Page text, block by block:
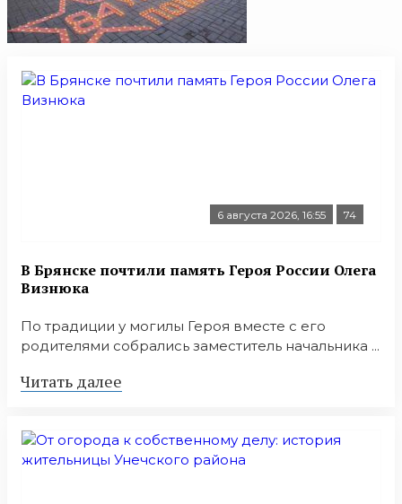
6 августа 2026, 16:55 74
В Брянске почтили память Героя России Олега
Визнюка
По традиции у могилы Героя вместе с его
родителями собрались заместитель начальника ...
Читать далее